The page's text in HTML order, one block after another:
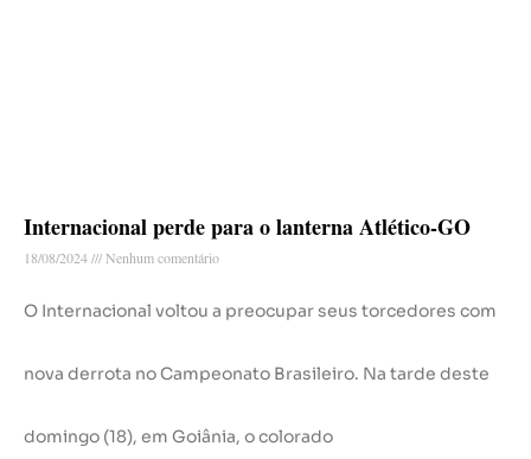
Internacional perde para o lanterna Atlético-GO
18/08/2024 Nenhum comentário
O Internacional voltou a preocupar seus torcedores com
nova derrota no Campeonato Brasileiro. Na tarde deste
domingo (18), em Goiânia, o colorado